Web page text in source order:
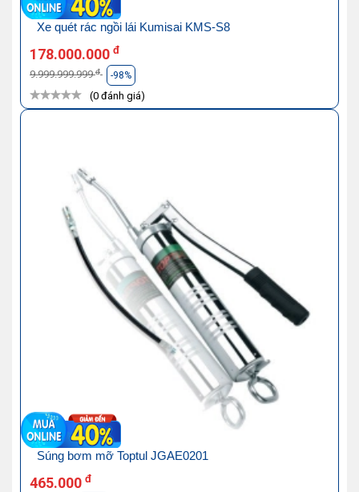
Xe quét rác ngồi lái Kumisai KMS-S8
178.000.000 đ
9.999.999.999đ -98%
(0 đánh giá)
Súng bơm mỡ Toptul JGAE0201
465.000 đ